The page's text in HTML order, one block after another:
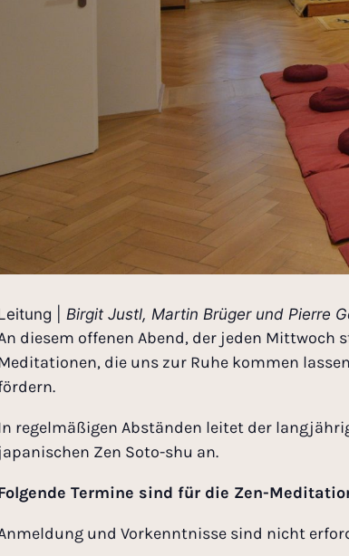
| Birgit Justl, Martin Brüger und Pierre
diesem offenen Abend, der jeden
die uns zur Ruhe kommen
regelmäßigen Abständen leitet der
japanischen Zen Soto-shu an.
Termine sind für die Zen-
und Vorkenntnisse sind nicht